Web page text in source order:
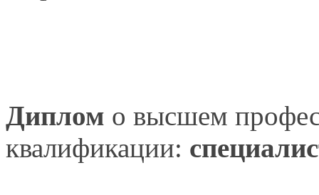
Диплом о высшем
квалификации: